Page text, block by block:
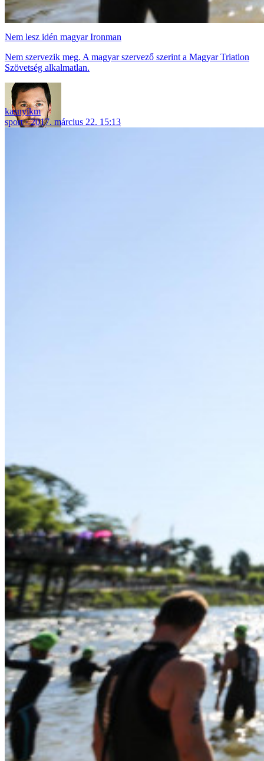
Nem lesz idén magyar Ironman
Nem szervezik meg. A magyar szervező szerint a Magyar Triatlon
Szövetség alkalmatlan.
kasnyikm
sport
2017. március 22. 15:13